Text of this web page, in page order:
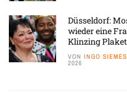
Düsseldorf:
wieder eine
Klinzing
VON INGO
2026